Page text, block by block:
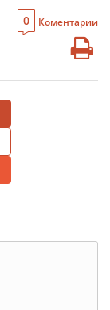
0 Коментарии